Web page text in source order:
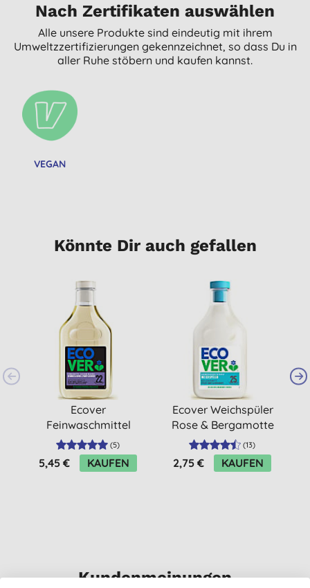
Nach Zertifikaten auswählen
Alle unsere Produkte sind eindeutig mit ihrem
Umweltzzertifizierungen gekennzeichnet, so dass Du in
aller Ruhe stöbern und kaufen kannst.
VEGAN
Könnte Dir auch gefallen
Ecover
Feinwaschmittel
Schwarz & Dunkel 1 L
(5)
5,45 € KAUFEN
Ecover Weichspüler
Rose & Bergamotte
750 ml (13)
2,75 € KAUFEN
Kundenmeinungen